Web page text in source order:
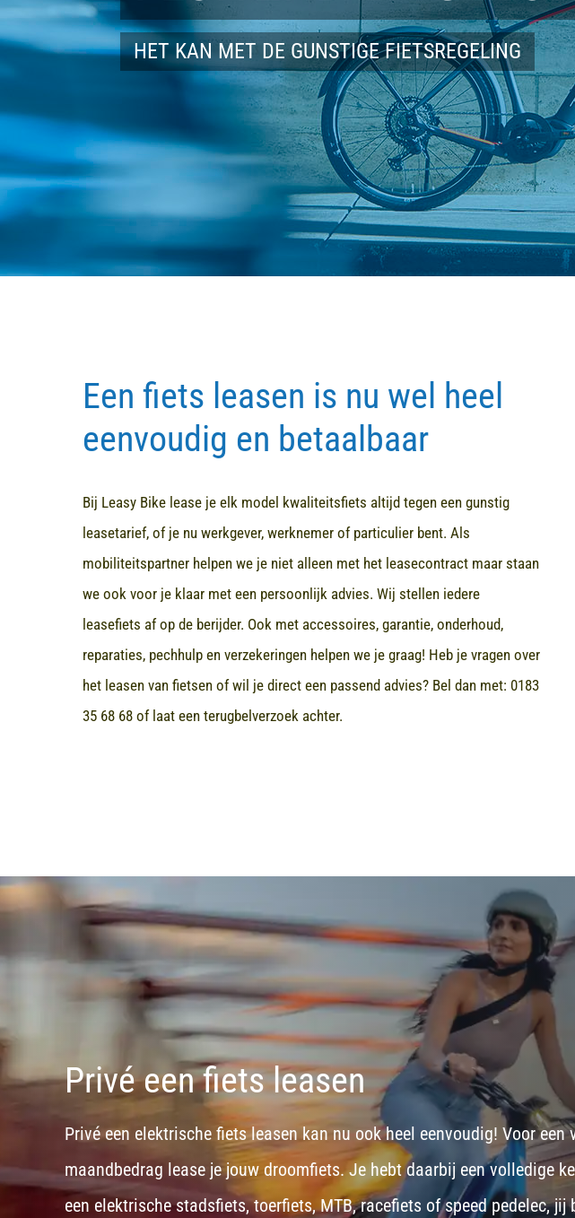
HET KAN MET DE GUNSTIGE FIETSREGELING
Een fiets leasen is nu wel heel
eenvoudig en betaalbaar
Bij Leasy Bike lease je elk model kwaliteitsfiets altijd tegen een gunstig
leasetarief, of je nu werkgever, werknemer of particulier bent. Als
mobiliteitspartner helpen we je niet alleen met het leasecontract maar staan
we ook voor je klaar met een persoonlijk advies. Wij stellen iedere
leasefiets af op de berijder. Ook met accessoires, garantie, onderhoud,
reparaties, pechhulp en verzekeringen helpen we je graag! Heb je vragen over
het leasen van fietsen of wil je direct een passend advies? Bel dan met: 0183
35 68 68of laat een terugbelverzoek achter.
Privé een fiets leasen
Privé een elektrische fiets leasen kan nu ook heel eenvoudig! Voor een
maandbedrag lease je jouw droomfiets. Je hebt daarbij een volledige
een elektrische stadsfiets, toerfiets,MTB,racefiets ofspeed pedelec, jij